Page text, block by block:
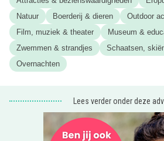
Like ons nu dan mis je niks!
Natuur
Boerderij & dieren Outdoor
Film, muziek & theater
Museum &
Zwemmen & strandjes
Schaatsen,
Overnachten
Lees verder onder deze